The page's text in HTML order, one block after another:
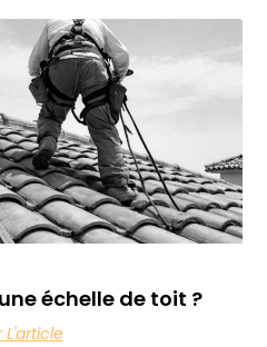
échelle de toit ?
L'article